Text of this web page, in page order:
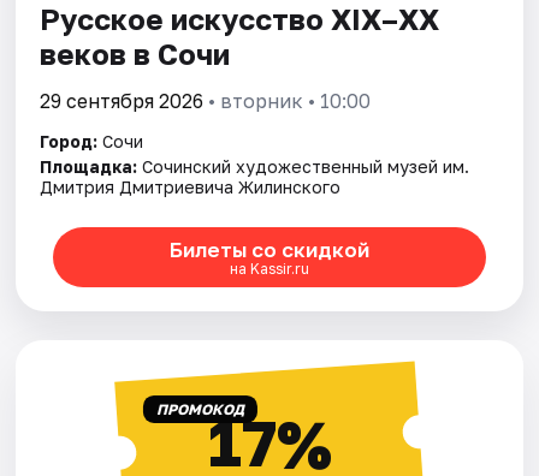
Русское искусство XIX–XX
веков в Сочи
29 сентября 2026 • вторник • 10:00
Город: Сочи
Площадка: Сочинский художественный музей им.
Дмитрия Дмитриевича Жилинского
Билеты со скидкой
на Kassir.ru
ПРОМОКОД17%